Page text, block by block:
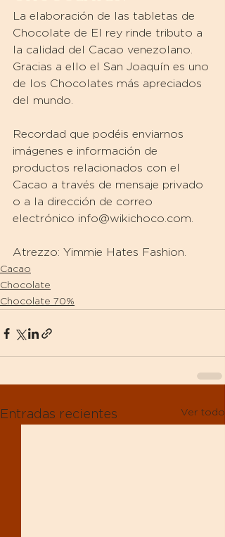
La elaboración de las tabletas de
Chocolate de El rey rinde tributo a
la calidad del Cacao venezolano.
Gracias a ello el San Joaquín es uno
de los Chocolates más apreciados
del mundo.
Recordad que podéis enviarnos
imágenes e información de
productos relacionados con el
Cacao a través de mensaje privado
o a la dirección de correo
electrónico info@wikichoco.com.
Atrezzo: Yimmie Hates Fashion.
Cacao
Chocolate
Chocolate 70%
Entradas recientes Ver todo